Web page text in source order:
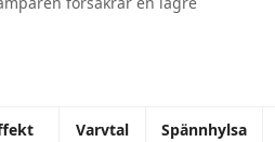
Varvtal
Spännhylsa